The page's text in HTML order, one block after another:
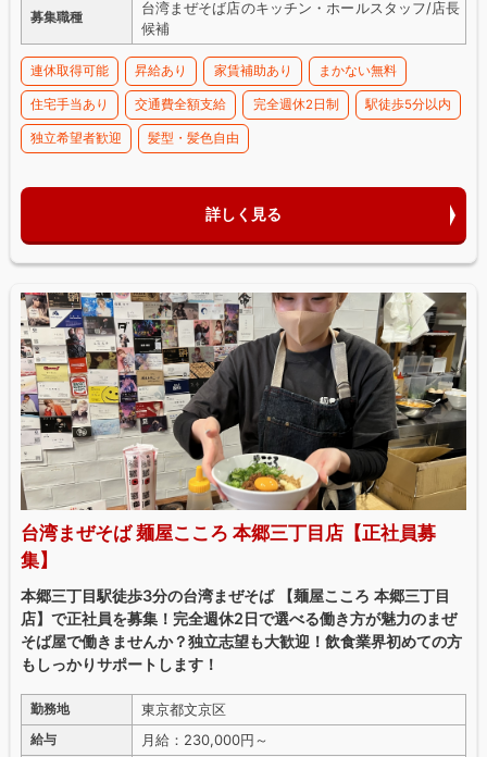
募集職種
台湾まぜそば店のキッチン・ホールスタッフ/店長
候補
連休取得可能 昇給あり 家賃補助あり まかない無料
住宅手当あり 交通費全額支給 完全週休2日制 駅徒歩5分以内
独立希望者歓迎 髪型・髪色自由
詳しく見る
台湾まぜそば 麺屋こころ 本郷三丁目店【正社員募
集】
本郷三丁目駅徒歩3分の台湾まぜそば 【麺屋こころ 本郷三丁目
店】で正社員を募集！完全週休2日で選べる働き方が魅力のまぜ
そば屋で働きませんか？独立志望も大歓迎！飲食業界初めての方
もしっかりサポートします！
勤務地 東京都文京区
給与 月給：230,000円～